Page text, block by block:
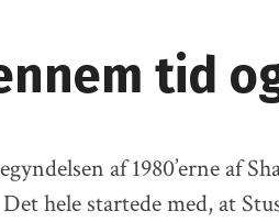
tid
af 1980’erne af
hele startede med, at